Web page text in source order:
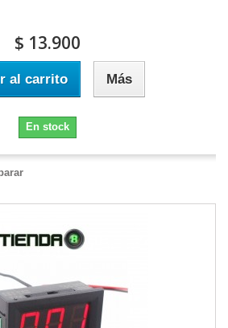
$ 13.900
al carrito Más
En stock